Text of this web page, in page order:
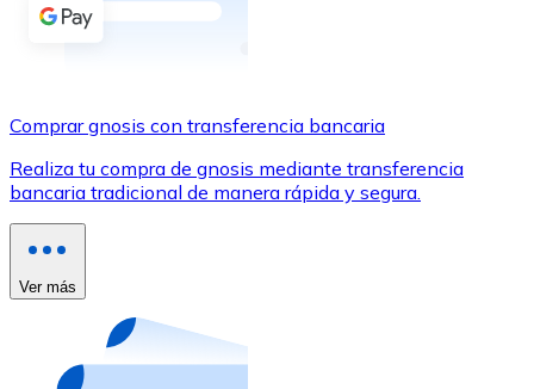
Transferencia SEPA
Utiliza tarjetas Visa y Mastercard para comprar
Comprar con tarjeta
Compra tarjetas regalo de tus marcas favoritas con
Comprar gnosis con transferencia bancaria
Realiza tu compra de gnosis mediante transferencia
bancaria tradicional de manera rápida y segura.
Ver más